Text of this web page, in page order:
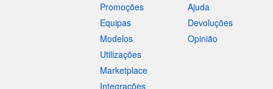
Promoções
Equipas
Modelos
Utilizações
Marketplace
Integrações
Ajuda
Devoluções
Opinião